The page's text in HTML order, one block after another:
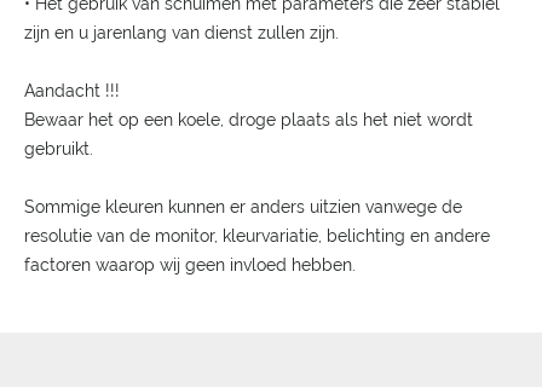
zijn en u jarenlang van dienst zullen zijn.
Aandacht !!!
Bewaar het op een koele, droge plaats als het niet wordt
gebruikt.
Sommige kleuren kunnen er anders uitzien vanwege de
resolutie van de monitor, kleurvariatie, belichting en andere
factoren waarop wij geen invloed hebben.